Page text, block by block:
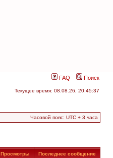
FAQ Поиск
Текущее время: 08.08.26, 20:45:37
Часовой пояс: UTC + 3 часа
Просмотры Последнее сообщение